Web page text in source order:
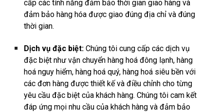
cấp các tính năng đảm bảo thời gian giao hàng và
đảm bảo hàng hóa được giao đúng địa chỉ và đúng
thời gian.
Dịch vụ đặc biệt: Chúng tôi cung cấp các dịch vụ
đặc biệt như vận chuyển hàng hoá đông lạnh, hàng
hoá nguy hiểm, hàng hoá quý, hàng hoá siêu bền với
các đơn hàng được thiết kế và điều chỉnh cho từng
yêu cầu đặc biệt của khách hàng. Chúng tôi cam kết
đáp ứng mọi nhu cầu của khách hàng và đảm bảo